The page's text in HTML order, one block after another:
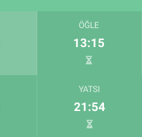
ÖĞLE
13:15
YATSI
21:54